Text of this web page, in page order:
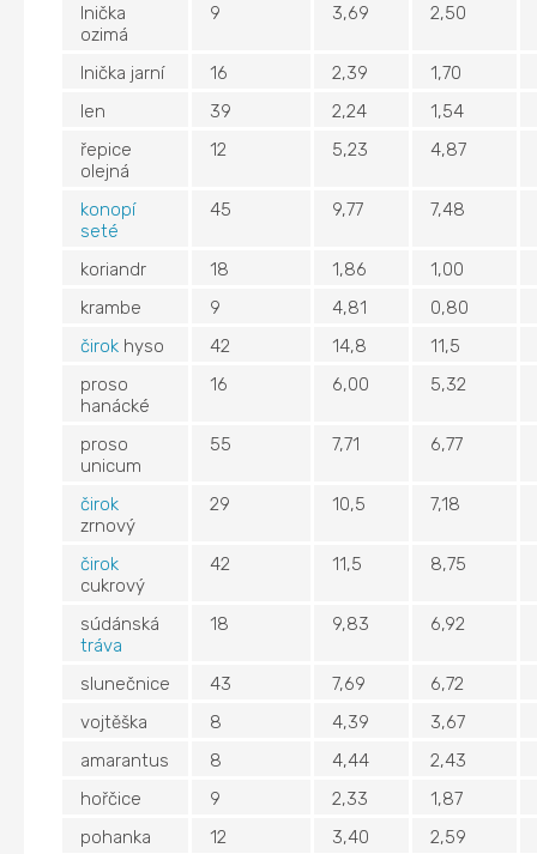
lnička
ozimá
9 3,69 2,50
lnička jarní 16 2,39
1,70
len
39 2,24
1,54
řepice
olejná
12 5,23 4,87
konopí
seté
45 9,77 7,48
koriandr 18 1,86
1,00
krambe
9 4,81
0,80
čirokhyso 42 14,8
11,5
proso
hanácké
16 6,00 5,32
proso
unicum
55 7,71 6,77
čirok
zrnový
29 10,5 7,18
čirok
cukrový
42 11,5 8,75
súdánská
tráva
18 9,83 6,92
slunečnice 43 7,69
6,72
vojtěška
8 4,39
3,67
amarantus
8 4,44
2,43
hořčice
9 2,33
1,87
pohanka
12 3,40 2,59